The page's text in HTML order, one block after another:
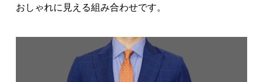
おしゃれに見える組み合わせです。